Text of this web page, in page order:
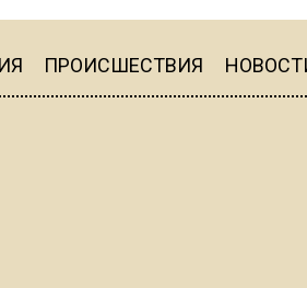
Коломенского
пиццы валяются на
ПРОИСШЕСТВИЯ